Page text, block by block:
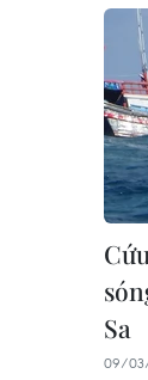
Sa
09/